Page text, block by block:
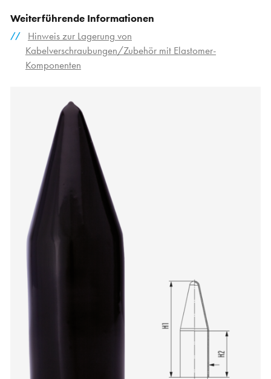
Weiterführende Informationen
Hinweis zur Lagerung von
Kabelverschraubungen/Zubehör mit Elastomer-
Komponenten